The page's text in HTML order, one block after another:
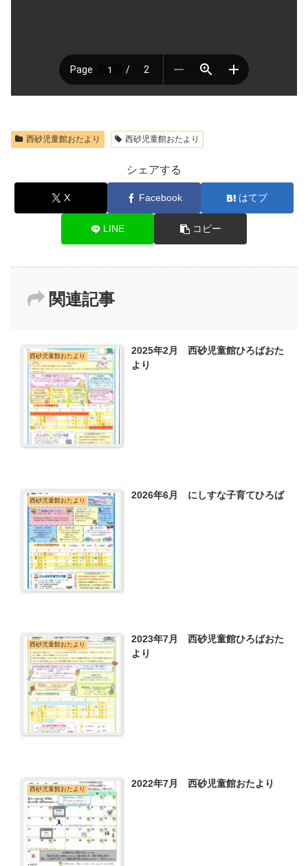
西砂児童館おたより 西砂児童館おたより
シェアする
X Facebook はてブ
LINE コピー
関連記事
西砂児童館おたより
2025年2月 西砂児童館ひろばおた
より
西砂児童館おたより 2026年6月 にしすな子育てひろば
西砂児童館おたより
2023年7月 西砂児童館ひろばおた
より
西砂児童館おたより 2022年7月 西砂児童館おたより